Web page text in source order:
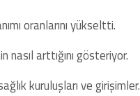
oranlarını yükseltti.
arttığını gösteriyor.
kuruluşları ve girişimler.